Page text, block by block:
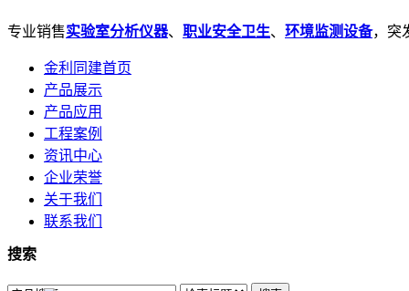
专业销售实验室分析仪器、 职业安全卫生、 环境监测设备，突
金利同建首页
产品展示
产品应用
工程案例
资讯中心
企业荣誉
关于我们
联系我们
搜索